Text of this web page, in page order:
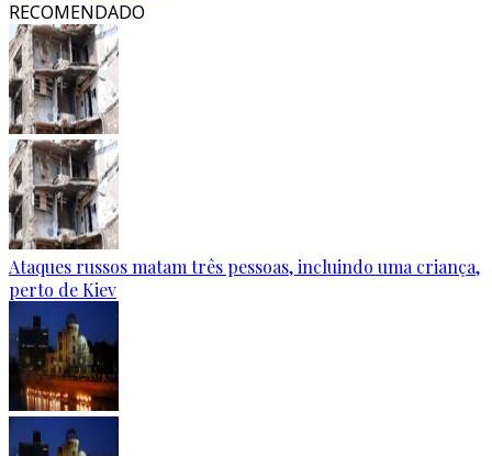
RECOMENDADO
Ataques russos matam três pessoas, incluindo uma criança,
perto de Kiev